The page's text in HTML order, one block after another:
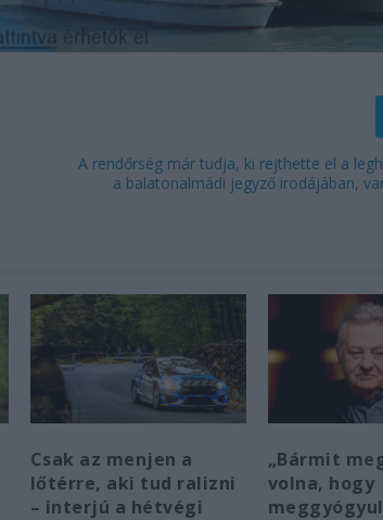
A rendőrség már tudja, ki rejthette el a
a balatonalmádi jegyző irodájában,
Csak az menjen a
lőtérre, aki tud ralizni
– interjú a hétvégi
„Bármit
volna, hogy